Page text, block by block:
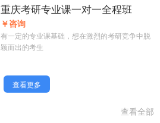
重庆考研专业课一对一全程班
￥咨询
有一定的专业课基础，想在激烈的考研竞争中脱
颖而出的考生
查看更多
查看全部